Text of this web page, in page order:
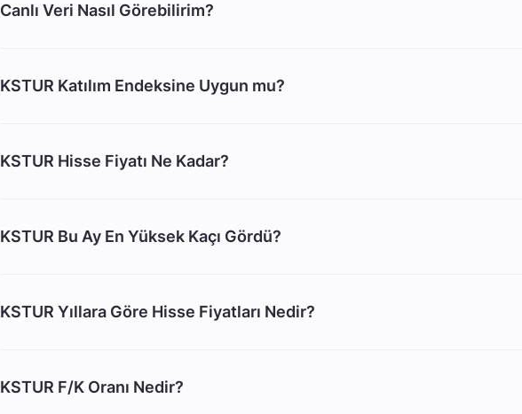
Canlı Veri Nasıl Görebilirim?
KSTUR Katılım Endeksine Uygun mu?
KSTUR Hisse Fiyatı Ne Kadar?
KSTUR Bu Ay En Yüksek Kaçı Gördü?
KSTUR Yıllara Göre Hisse Fiyatları Nedir?
KSTUR F/K Oranı Nedir?